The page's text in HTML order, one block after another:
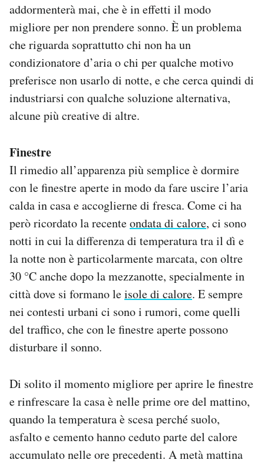
Regala il Post
Hai bisogno di aiuto?
Esci
addormenterà mai, che è in effetti il modo
migliore per non prendere sonno. È un problema
che riguarda soprattutto chi non ha un
condizionatore d’aria o chi per qualche motivo
preferisce non usarlo di notte, e che cerca quindi di
industriarsi con qualche soluzione alternativa,
alcune più creative di altre.
Finestre
Il rimedio all’apparenza più semplice è dormire
con le finestre aperte in modo da fare uscire l’aria
calda in casa e accoglierne di fresca. Come ci ha
però ricordato la recenteondata di calore, ci sono
notti in cui la differenza di temperatura tra il dì e
la notte non è particolarmente marcata, con oltre
30 °C anche dopo la mezzanotte, specialmente in
città dove si formano leisole di calore. E sempre
nei contesti urbani ci sono i rumori, come quelli
del traffico, che con le finestre aperte possono
disturbare il sonno.
Di solito il momento migliore per aprire le finestre
e rinfrescare la casa è nelle prime ore del mattino,
quando la temperatura è scesa perché suolo,
asfalto e cemento hanno ceduto parte del calore
accumulato nelle ore precedenti. A metà mattina